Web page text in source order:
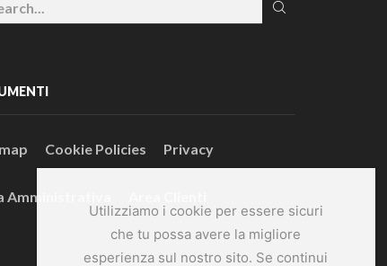
Utilizziamo i cookie per essere sicuri
che tu possa avere la migliore
esperienza sul nostro sito. Se continui
Cookie Policies Privacy
Amministrativa